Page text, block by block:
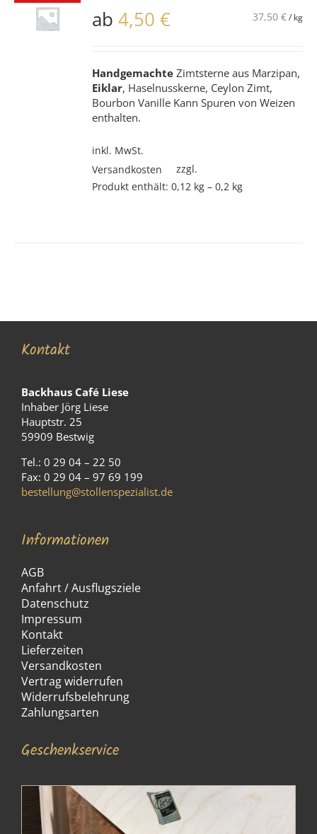
ab4,50€ 37,50 €/ kg
Handgemachte Zimtsterne aus Marzipan,
Eiklar, Haselnusskerne, Ceylon Zimt,
Bourbon Vanille Kann Spuren von Weizen
enthalten.
inkl. MwSt.
zzgl.
Versandkosten
Produkt enthält: 0,12 kg – 0,2 kg
Kontakt
Backhaus Café Liese
Inhaber Jörg Liese
Hauptstr. 25
59909 Bestwig
Tel.: 0 29 04 – 22 50
Fax: 0 29 04 – 97 69 199
bestellung@stollenspezialist.de
Informationen
AGB
Anfahrt / Ausflugsziele
Datenschutz
Impressum
Kontakt
Lieferzeiten
Versandkosten
Vertrag widerrufen
Widerrufsbelehrung
Zahlungsarten
Geschenkservice